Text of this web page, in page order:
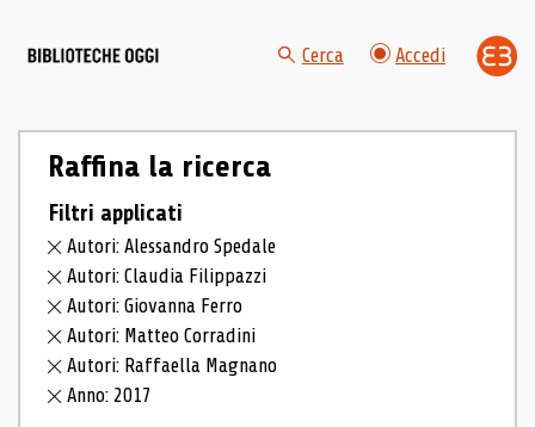
Cerca Accedi
Raffina la ricerca
Filtri applicati
Autori: Alessandro Spedale
Autori: Claudia Filippazzi
Autori: Giovanna Ferro
Autori: Matteo Corradini
Autori: Raffaella Magnano
Anno: 2017